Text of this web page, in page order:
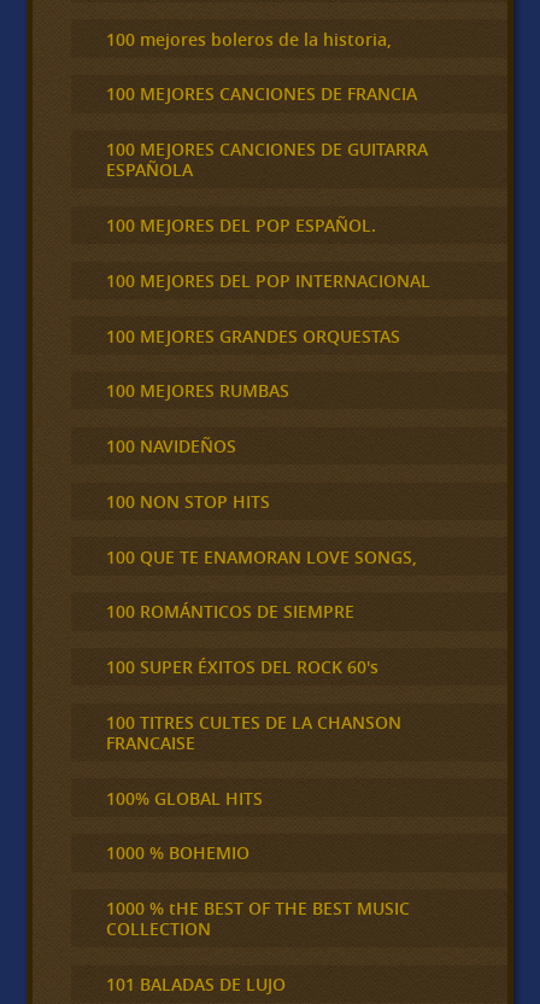
100 mejores boleros de la historia,
100 MEJORES CANCIONES DE FRANCIA
100 MEJORES CANCIONES DE GUITARRA
ESPAÑOLA
100 MEJORES DEL POP ESPAÑOL.
100 MEJORES DEL POP INTERNACIONAL
100 MEJORES GRANDES ORQUESTAS
100 MEJORES RUMBAS
100 NAVIDEÑOS
100 NON STOP HITS
100 QUE TE ENAMORAN LOVE SONGS,
100 ROMÁNTICOS DE SIEMPRE
100 SUPER ÉXITOS DEL ROCK 60's
100 TITRES CULTES DE LA CHANSON
FRANCAISE
100% GLOBAL HITS
1000 % BOHEMIO
1000 % tHE BEST OF THE BEST MUSIC
COLLECTION
101 BALADAS DE LUJO